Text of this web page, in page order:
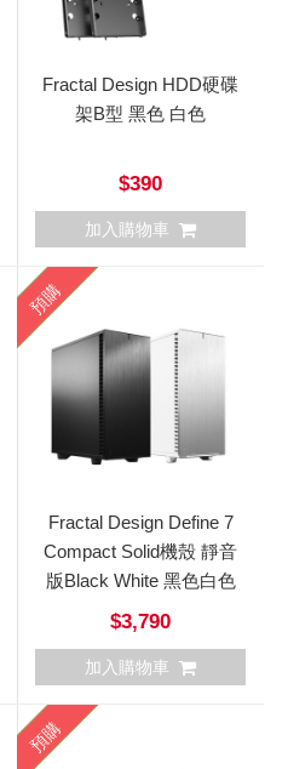
Fractal Design HDD硬碟
架B型 黑色 白色
$390
加入購物車
預購
Fractal Design Define 7
Compact Solid機殼 靜音
版Black White 黑色白色
$3,790
加入購物車
預購